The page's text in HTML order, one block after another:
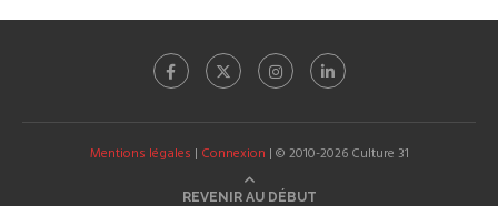
Mentions légales | Connexion | © 2010-2026 Culture 31
REVENIR AU DÉBUT